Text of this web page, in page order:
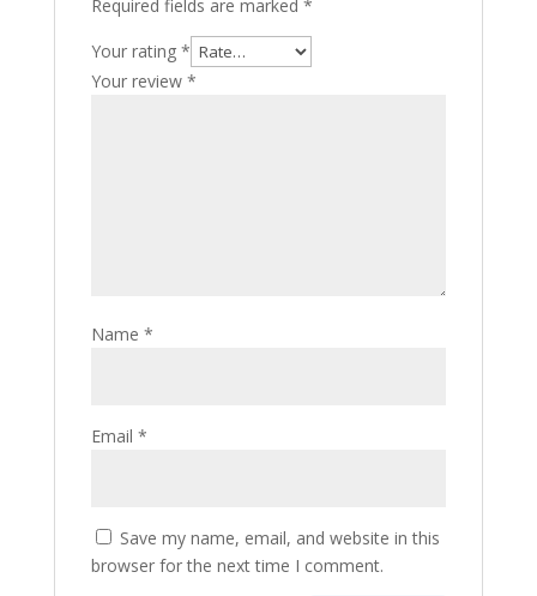
Required fields are marked *
Your rating *
Your review *
Name *
Email *
Save my name, email, and website in this
browser for the next time I comment.